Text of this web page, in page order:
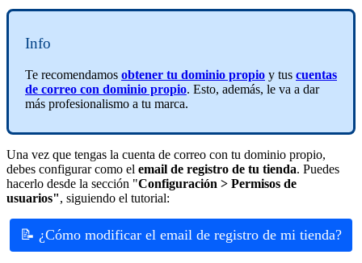
Info
Te recomendamos obtener tu dominio propio y tus cuentas
de correo con dominio propio. Esto, además, le va a dar
más profesionalismo a tu marca.
Una vez que tengas la cuenta de correo con tu dominio propio,
debes configurar como el email de registro de tu tienda. Puedes
hacerlo desde la sección "Configuración > Permisos de
usuarios", siguiendo el tutorial:
📝 ¿Cómo modificar el email de registro de mi tienda?